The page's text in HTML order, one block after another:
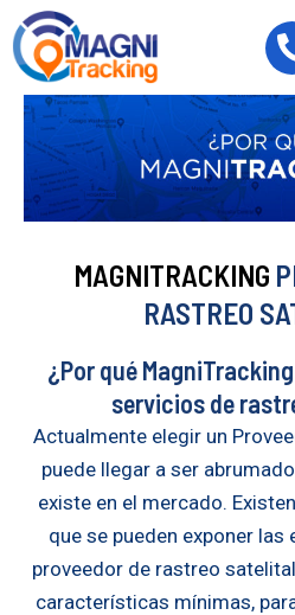
al
contenido
MAGNITRACKING
RASTREO
¿Por qué
servicios de
Actualmente elegir un
puede llegar a ser
existe en el mercado.
que se pueden exponer las
proveedor de rastreo
características mínimas,